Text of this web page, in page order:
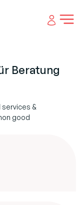
Open
Beratung
services &
good